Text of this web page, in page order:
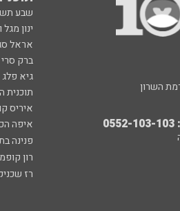
שבע
ינון
אראל
ברק
גיא פלג
תוכנית
איריס
איפה
פנינה
רון
רז